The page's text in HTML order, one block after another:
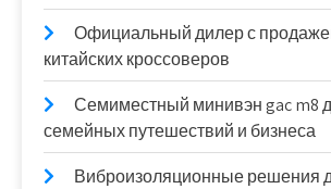
Официальный дилер с
китайских кроссоверов
Семиместный минивэн gac m8
семейных путешествий и бизнеса
Виброизоляционные решения